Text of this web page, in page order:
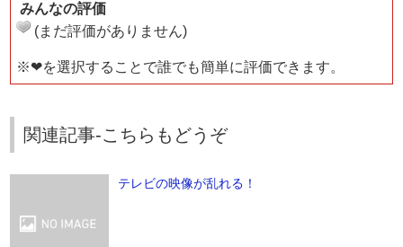
みんなの評価
(まだ評価がありません)
※❤を選択することで誰でも簡単に評価できます。
関連記事-こちらもどうぞ
テレビの映像が乱れる！